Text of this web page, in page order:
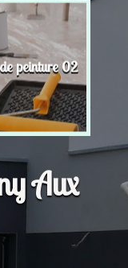
peinture 02
Aux